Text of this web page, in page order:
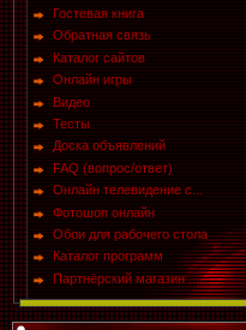
Гостевая книга
Обратная связь
Каталог сайтов
Онлайн игры
Видео
Тесты
Доска объявлений
FAQ (вопрос/ответ)
Онлайн телевидение с...
Фотошоп онлайн
Обои для рабочего стола
Каталог программ
Партнёрский магазин ...